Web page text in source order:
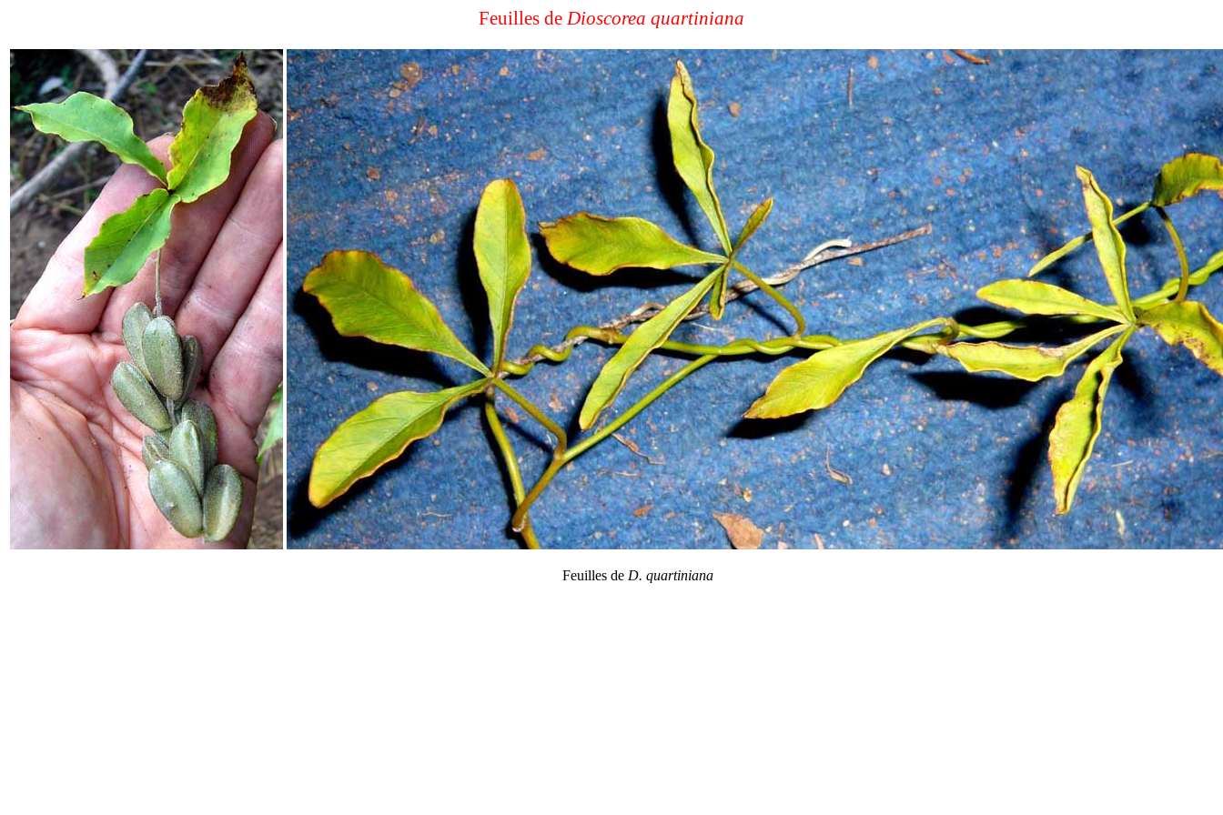
Feuilles deDioscorea quartiniana
Feuilles de D. quartiniana